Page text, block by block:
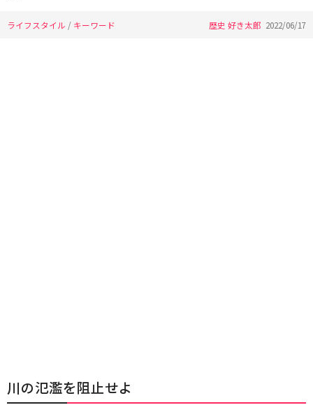
ライフスタイル / キーワード 歴史 好き太郎 2022/06/17
川の氾濫を阻止せよ